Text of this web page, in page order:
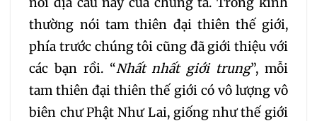
227 229
230 231 232
235
thường nói tam thiên đại thiên thế giới,
phía trước chúng tôi cũng đã giới thiệu với
các bạn rồi. “Nhất nhất giới trung”, mỗi
tam thiên đại thiên thế giới có vô lượng vô
biên chư Phật Như Lai, giống như thế giới